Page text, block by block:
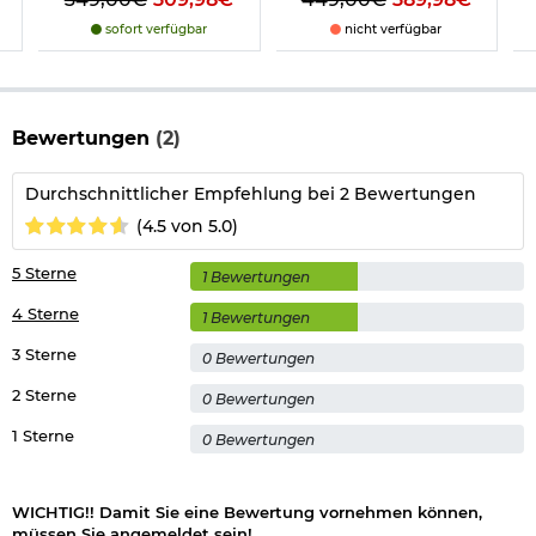
sofort verfügbar nicht verfügbar
Bewertungen (2)
Durchschnittlicher Empfehlung bei 2 Bewertungen
(4.5 von 5.0)
1 Sterne 0 Bewertungen
2 Sterne 0 Bewertungen
3 Sterne 0 Bewertungen
4 Sterne 1 Bewertungen
5 Sterne 1 Bewertungen
WICHTIG!! Damit Sie eine Bewertung vornehmen können,